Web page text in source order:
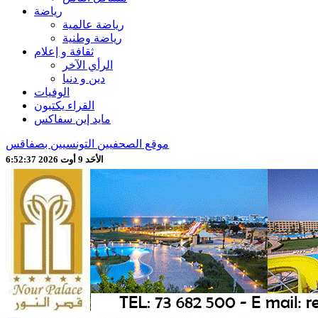
رياضة
رياضة عالمية
رياضة وطنية
ثقافة و إعلام
الرأي الآخر
دين و دنيا
الوفيات
القراء يكتبون
مايد إين سفاكس
موقع الصحفيين التونسيين بصفاقس
الأحَد 9 أوت 2026 6:52:39